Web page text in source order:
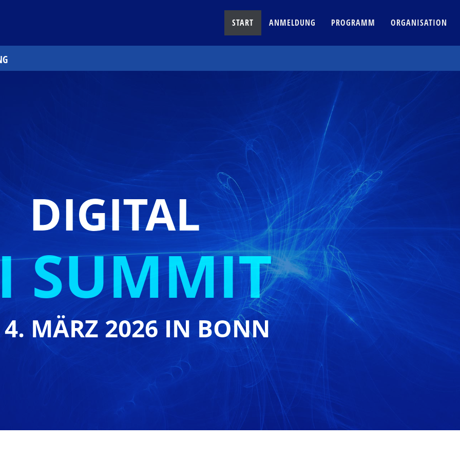
START ANMELDUNG PROGRAMM ORGANISATION
DIGITAL
SUMMIT
MÄRZ 2026 IN BONN